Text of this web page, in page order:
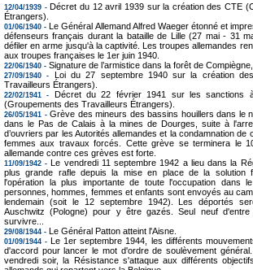
12/04/1939 - Décret du 12 avril 1939 sur la création des CTE
Étrangers).
01/06/1940 - Le Général Allemand Alfred Waeger étonné et
défenseurs français durant la bataille de Lille (27 mai - 31
défiler en arme jusqu'à la captivité. Les troupes allemandes
aux troupes françaises le 1er juin 1940.
22/06/1940 - Signature de l’armistice dans la forêt de
27/09/1940 -
Loi du 27 septembre 1940 sur la création
Travailleurs Étrangers).
22/02/1941 -
Décret du 22 février 1941 sur les sanctions
(Groupements des Travailleurs Étrangers).
26/05/1941 - Grève des mineurs des bassins houillers dans le
dans le Pas de Calais à la mines de Dourges, suite à
d’ouvriers par les Autorités allemandes et la condamnation de
femmes aux travaux forcés. Cette grève se terminera le
allemande contre ces grèves est forte.
11/09/1942 - Le vendredi 11 septembre 1942 a lieu dans la
plus grande rafle depuis la mise en place de la solution
l'opération la plus importante de toute l'occupation dans
personnes, hommes, femmes et enfants sont envoyés au
lendemain (soit le 12 septembre 1942). Les déportés
Auschwitz (Pologne) pour y être gazés. Seul neuf
survivre...
29/08/1944 - Le Général Patton atteint l'Aisne.
01/09/1944 - Le 1er septembre 1944, les différents
d'accord pour lancer le mot d'ordre de soulèvement
vendredi soir, la Résistance s'attaque aux différents